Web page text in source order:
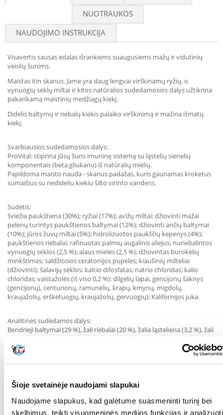
Šioje svetainėje naudojami slapukai
Naudojame slapukus, kad galėtume suasmeninti turinį bei
skelbimus, teikti visuomeninės medijos funkcijas ir analizuoti
NUOTRAUKOS
NAUDOJIMO INSTRUKCIJA
Visavertis sausas ėdalas išrankiems suaugusiems mažų ir vidutinių
veislių šunims.
Maistas itin skanus. Jame yra daug lengvai virškinamų ryžių, o
vynuogių sėklų miltai ir kitos natūralios sudedamosios dalys užtikrina
pakankamą maistinių medžiagų kiekį.
Didelis baltymų ir riebalų kiekis palaiko virškinimą ir mažina išmatų
kiekį.
Svarbiausios sudedamosios dalys:
ProVital: stiprina jūsų šuns imuninę sistemą su ląstelių sienelių
komponentais (beta gliukanu) iš natūralių mielių.
Papildoma maisto nauda - skanus padažas, kuris gaunamas kroketus
sumaišius su nedideliu kiekiu šilto virinto vandens.
Sudėtis:
šviežia paukštiena (30%); ryžiai (17%); avižų miltai; džiovinti mažai
pelenų turintys paukštienos baltymai (12%); džiovinti ančių baltymai
(10%); jūros žuvų miltai (5%); hidrolizuotos paukščių kepenys (4%);
paukštienos riebalai; rafinuotas palmių augalinis aliejus; nuriebalintos
vynuogių sėklos (2,5 %); alaus mielės (2,5 %); džiovintas burokėlių
minkštimas; saldžiosios ceratonijos pupelės; kiaušinių milteliai
(džiovinti); šalavijų sėklos; kalcio difosfatas; natrio chloridas; kalio
chloridas; vaistažolės (iš viso 0,2 %): dilgėlių lapai, gencijonų šaknys
(gencijonų), centurionų, ramunėlių, krapų, kmynų, migdolų,
kraujažolių, erškėtuogių, kraujažolių, gervuogių); Kalifornijos juka.
Analitinės sudėdamos dalys:
Bendrieji baltymai (29 %), žali riebalai (20 %), žalia ląsteliena (3,2 %), žali
pelenai (7 %), drėgmė (10 %), kalcis (1,3 %), fosforas (0,9 %), natris (0,3
%), vitaminai, lecitinas.
Rekomenduojamas maisto kiekis vienam gyvūnui, g per dieną
3 kg
50 g
60 g
5 kg
80 g 90 g